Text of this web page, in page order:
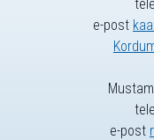
e-post
e-post